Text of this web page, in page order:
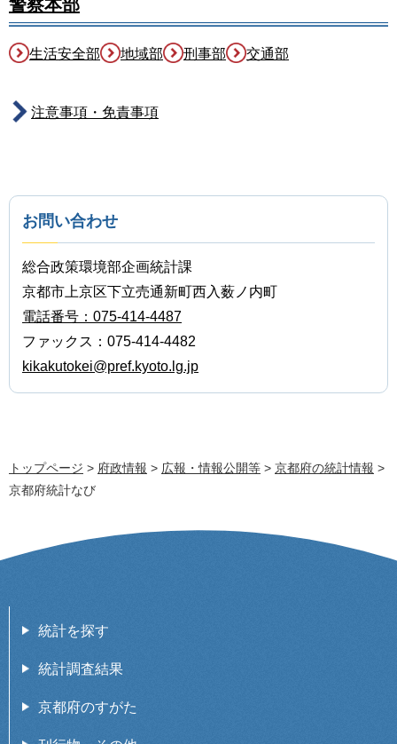
警察本部
生活安全部 地域部 刑事部 交通部
注意事項・免責事項
お問い合わせ
総合政策環境部企画統計課
京都市上京区下立売通新町西入薮ノ内町
電話番号：075-414-4487
ファックス：075-414-4482
kikakutokei@pref.kyoto.lg.jp
トップページ > 府政情報 > 広報・情報公開等 > 京都府の統計情報 >
京都府統計なび
統計を探す
統計調査結果
京都府のすがた